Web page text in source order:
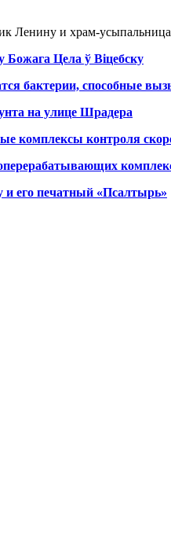
Ленину и храм-усыпальница
Божага Цела ў Віцебску
бактерии, способные
на улице Шрадера
комплексы контроля
его печатный «Псалтырь»